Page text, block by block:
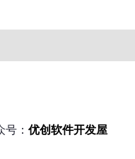
号：优创软件开发屋